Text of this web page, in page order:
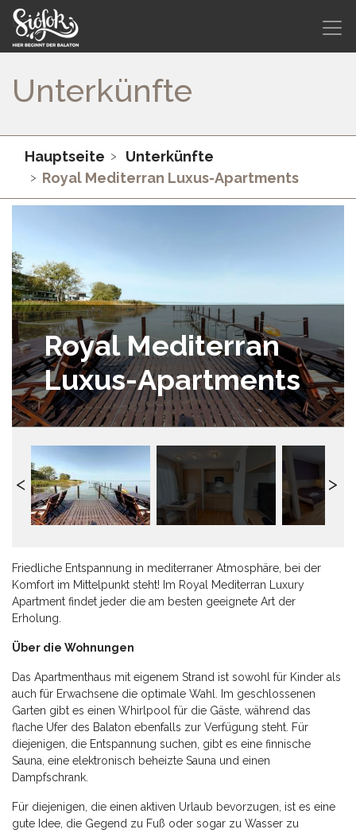
Unterkünfte
Hauptseite
Unterkünfte
Royal Mediterran Luxus-Apartments
Royal Mediterran
Luxus-Apartments
Friedliche Entspannung in mediterraner Atmosphäre, bei der
Komfort im Mittelpunkt steht! Im Royal Mediterran Luxury
Apartment findet jeder die am besten geeignete Art der
Erholung.
Über die Wohnungen
Das Apartmenthaus mit eigenem Strand ist sowohl für Kinder als
auch für Erwachsene die optimale Wahl. Im geschlossenen
Garten gibt es einen Whirlpool für die Gäste, während das
flache Ufer des Balaton ebenfalls zur Verfügung steht. Für
diejenigen, die Entspannung suchen, gibt es eine finnische
Sauna, eine elektronisch beheizte Sauna und einen
Dampfschrank.
Für diejenigen, die einen aktiven Urlaub bevorzugen, ist es eine
gute Idee, die Gegend zu Fuß oder sogar zu Wasser zu